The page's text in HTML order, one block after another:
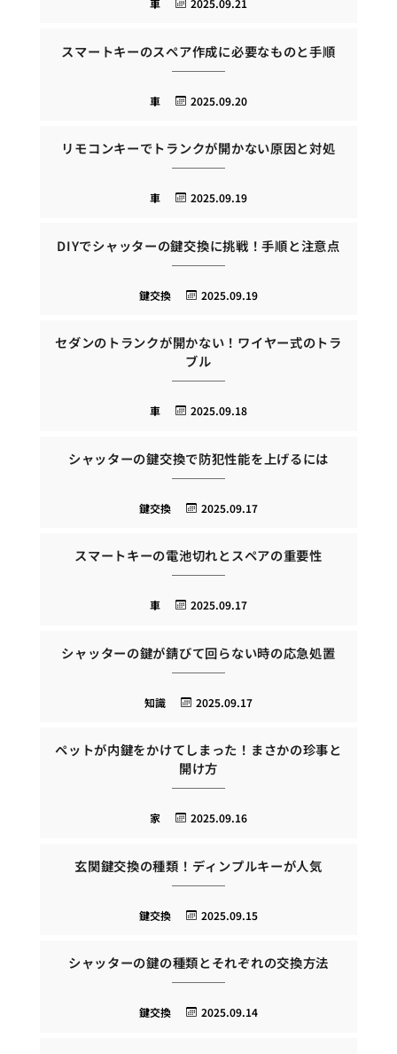
2025.09.21
車
スマートキーのスペア作成に必要なものと手順
2025.09.20
車
リモコンキーでトランクが開かない原因と対処
2025.09.19
車
DIYでシャッターの鍵交換に挑戦！手順と注意点
2025.09.19
鍵交換
セダンのトランクが開かない！ワイヤー式のトラ
ブル
2025.09.18
車
シャッターの鍵交換で防犯性能を上げるには
2025.09.17
鍵交換
スマートキーの電池切れとスペアの重要性
2025.09.17
車
シャッターの鍵が錆びて回らない時の応急処置
2025.09.17
知識
ペットが内鍵をかけてしまった！まさかの珍事と
開け方
2025.09.16
家
玄関鍵交換の種類！ディンプルキーが人気
2025.09.15
鍵交換
シャッターの鍵の種類とそれぞれの交換方法
2025.09.14
鍵交換